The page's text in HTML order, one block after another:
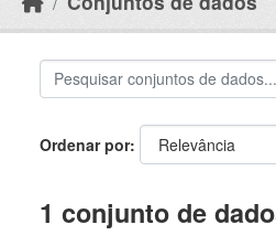
Ordenar por
1 conjunto de